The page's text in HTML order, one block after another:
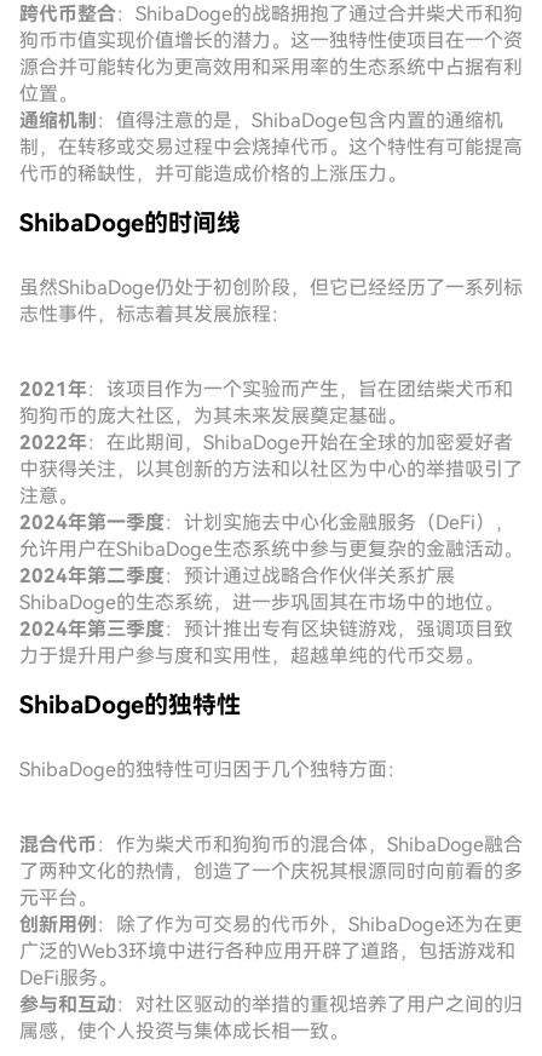
跨代币整合：ShibaDoge的战略拥抱了通过合并柴犬币和狗
狗币市值实现价值增长的潜力。这一独特性使项目在一个资
源合并可能转化为更高效用和采用率的生态系统中占据有利
位置。
通缩机制 ：值得注意的是，ShibaDoge包含内置的通缩机
制，在转移或交易过程中会烧掉代币。这个特性有可能提高
代币的稀缺性，并可能造成价格的上涨压力。
ShibaDoge的时间线
虽然ShibaDoge仍处于初创阶段，但它已经经历了一系列标
志性事件，标志着其发展旅程：
2021年：该项目作为一个实验而产生，旨在团结柴犬币和
狗狗币的庞大社区，为其未来发展奠定基础。
2022年：在此期间，ShibaDoge开始在全球的加密爱好者
中获得关注，以其创新的方法和以社区为中心的举措吸引了
注意。
2024年第一季度：计划实施去中心化金融服务（DeFi），
允许用户在ShibaDoge生态系统中参与更复杂的金融活动。
2024年第二季度：预计通过战略合作伙伴关系扩展
ShibaDoge的生态系统，进一步巩固其在市场中的地位。
2024年第三季度：预计推出专有区块链游戏，强调项目致
力于提升用户参与度和实用性，超越单纯的代币交易。
ShibaDoge的独特性
ShibaDoge的独特性可归因于几个独特方面：
混合代币：作为柴犬币和狗狗币的混合体，ShibaDoge融合
了两种文化的热情，创造了一个庆祝其根源同时向前看的多
元平台。
创新用例 ：除了作为可交易的代币外，ShibaDoge还为在更
广泛的Web3环境中进行各种应用开辟了道路，包括游戏和
DeFi服务。
参与和互动：对社区驱动的举措的重视培养了用户之间的归
属感，使个人投资与集体成长相一致。